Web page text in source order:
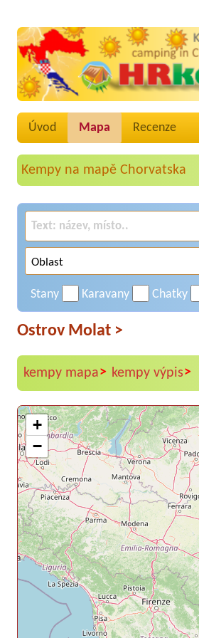
Úvod Mapa Recenze
Kempy na mapě Chorvatska
Stany Karavany Chatky
Ostrov Molat >
kempy mapa> kempy výpis>
+
−